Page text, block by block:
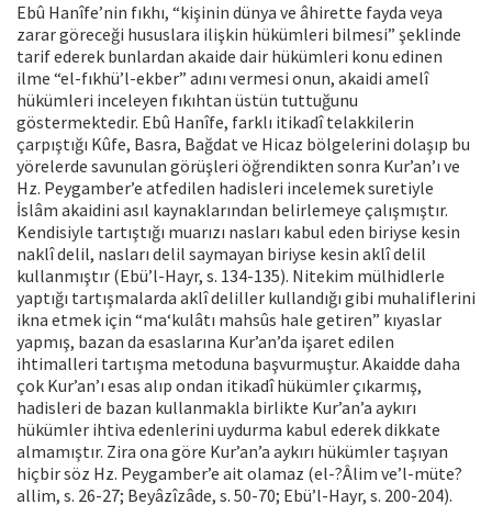
Ebû Hanîfe’nin fıkhı, “kişinin dünya ve âhirette fayda veya
zarar göreceği hususlara ilişkin hükümleri bilmesi” şeklinde
tarif ederek bunlardan akaide dair hükümleri konu edinen
ilme “el-fıkhü’l-ekber” adını vermesi onun, akaidi amelî
hükümleri inceleyen fıkıhtan üstün tuttuğunu
göstermektedir. Ebû Hanîfe, farklı itikadî telakkilerin
çarpıştığı Kûfe, Basra, Bağdat ve Hicaz bölgelerini dolaşıp bu
yörelerde savunulan görüşleri öğrendikten sonra Kur’an’ı ve
Hz. Peygamber’e atfedilen hadisleri incelemek suretiyle
İslâm akaidini asıl kaynaklarından belirlemeye çalışmıştır.
Kendisiyle tartıştığı muarızı nasları kabul eden biriyse kesin
naklî delil, nasları delil saymayan biriyse kesin aklî delil
kullanmıştır (Ebü’l-Hayr, s. 134-135). Nitekim mülhidlerle
yaptığı tartışmalarda aklî deliller kullandığı gibi muhaliflerini
ikna etmek için “ma‘kulâtı mahsûs hale getiren” kıyaslar
yapmış, bazan da esaslarına Kur’an’da işaret edilen
ihtimalleri tartışma metoduna başvurmuştur. Akaidde daha
çok Kur’an’ı esas alıp ondan itikadî hükümler çıkarmış,
hadisleri de bazan kullanmakla birlikte Kur’an’a aykırı
hükümler ihtiva edenlerini uydurma kabul ederek dikkate
almamıştır. Zira ona göre Kur’an’a aykırı hükümler taşıyan
hiçbir söz Hz. Peygamber’e ait olamaz (el-?Âlim ve’l-müte?
allim, s. 26-27; Beyâzîzâde, s. 50-70; Ebü’l-Hayr, s. 200-204).